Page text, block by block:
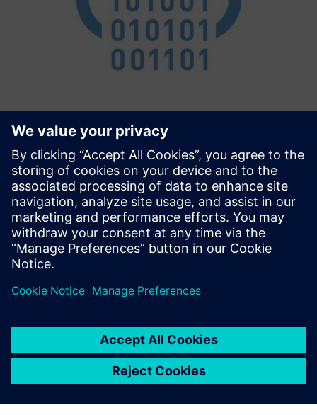
Connectivity Extension
Simplified Connectivity with MindConnect devices
(MindConnect Nano, MindConnect IoT2040) The
Connectivity Extension is the glue between Siemens TIA
Portal and Siemens Insights Hub. It configures your
MindConnect devices based on d...
Докладніше